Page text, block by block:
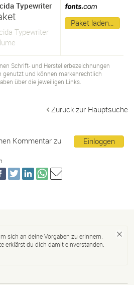
Typewriter
Typewriter
Paket laden…
Schrift- und Herstellerbezeichnungen
genutzt und können markenrechtlich
über die jeweiligen Links.
Zurück zur Hauptsuche
Einloggen
Kommentar zu
sich an deine Vorgaben zu erinnern.
erklärst du dich damit einverstanden.